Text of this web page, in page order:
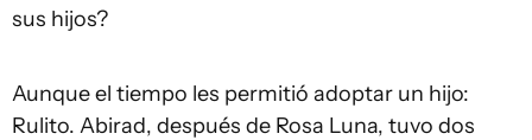
sus hijos?
Aunque el tiempo les permitió adoptar un hijo:
Rulito. Abirad, después de Rosa Luna, tuvo dos